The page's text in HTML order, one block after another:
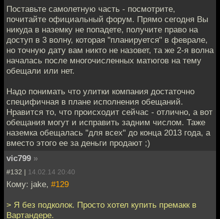
Поставьте самолетную часть - посмотрите,
почитайте официальный форум. Прямо сегодня Вы
никуда в наземку не попадете, получите право на
доступ в 3 волну, которая "планируется" в феврале,
но точную дату вам никто не назовет, та же 2-я волна
началась после многочисленных матюгов на тему
обещали или нет.
Надо понимать что улитки компания достаточно
специфичная в плане исполнения обещаний.
Нравится то, что происходит сейчас - отлично, а вот
обещания могут и исправить задним числом. Таже
наземка обещалась "для всех" до конца 2013 года, а
вместо этого ее за деньги продают ;)
vic799 »
#132 | 14.02.14 20:40
Кому: jake, #129
> Я без подколок. Просто хотел купить премакк в
Вартандере.